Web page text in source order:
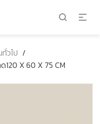
วไป /
120 X 60 X 75 CM